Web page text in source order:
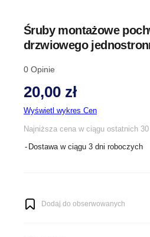
Śruby montażowe
drzwiowego
0 Opinie
20,00 zł
Wyświetl wykres Cen
Najniższa cena w ciągu ostatnich
Dostawa w ciągu 3 dni roboczych
Dodaj do obserwowanych